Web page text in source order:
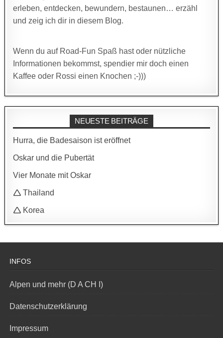
erleben, entdecken, bewundern, bestaunen… erzähl
und zeig ich dir in diesem Blog.
Wenn du auf Road-Fun Spaß hast oder nützliche
Informationen bekommst, spendier mir doch einen
Kaffee oder Rossi einen Knochen ;-)))
NEUESTE BEITRÄGE
Hurra, die Badesaison ist eröffnet
Oskar und die Pubertät
Vier Monate mit Oskar
🛆 Thailand
🛆 Korea
INFOS
Alpen und mehr (D A CH I)
Datenschutzerklärung
Impressum